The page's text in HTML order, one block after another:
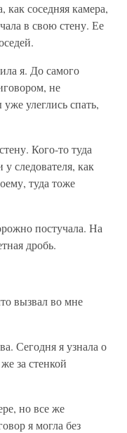
как соседняя камера,
в свою стену. Ее
я. До самого
не
улеглись спать,
Кого-то туда
следователя, как
туда тоже
постучала. На
дробь.
вызвал во мне
Сегодня я узнала о
за стенкой
но все же
я могла без